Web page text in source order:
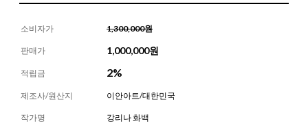
소비자가 1,300,000원
판매가 1,000,000원
적립금 2%
제조사/원산지 이안아트/대한민국
작가명 강리나 화백